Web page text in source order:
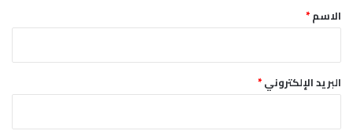
*الاسم*
البريد الإلكتروني*